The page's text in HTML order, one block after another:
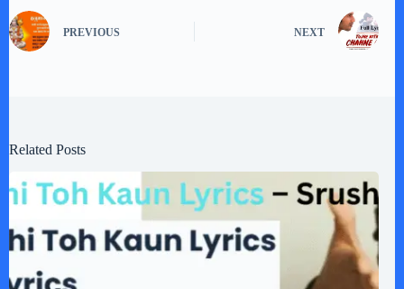
PREVIOUS NEXT
Related Posts